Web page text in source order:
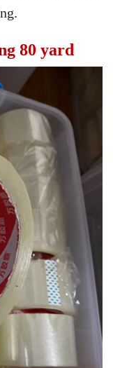
80 yard